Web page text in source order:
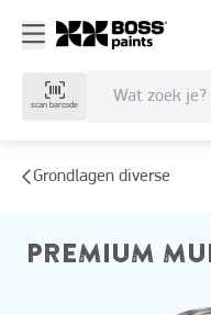
scan barcode
Grondlagen diverse
PREMIUM